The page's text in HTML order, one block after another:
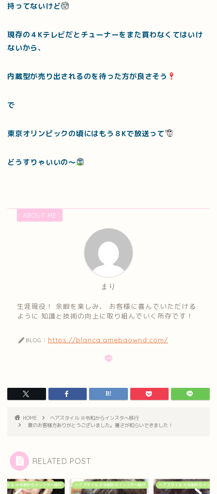
持ってないけど
現存の４Kテレビだとチューナーをまた買わなくてはいけ
ないから、
内蔵型が売り出されるのを待った方が良さそう
で
東京オリンピックの頃にはもう８Kで放送って
どうすりゃいいの～
ABOUT ME
まり
生涯現役！ 余暇を楽しみ、 お客様に喜んでいただける
ように 知識と技術の向上に取り組んでいく所存です！
BLOG： https://blanca.amebaownd.com/
HOME
ヘアスタイル ※令和からインスタへ移行
夏のお客様方ありがとうございました。暑さが和らいできました！
RELATED POST
スタイル ※令和からインスタへ移行 ヘアスタイル ※令和からインスタへ移行 ヘアスタイル ※令和からイン